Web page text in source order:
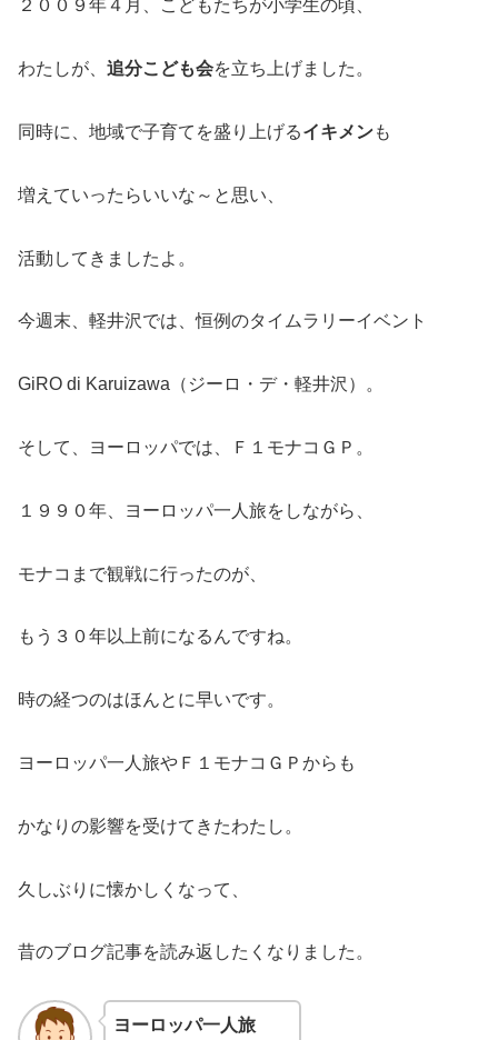
２００９年４月、こどもたちが小学生の頃、
わたしが、 追分こども会を立ち上げました。
同時に、地域で子育てを盛り上げるイキメンも
増えていったらいいな～と思い、
活動してきましたよ。
今週末、軽井沢では、恒例のタイムラリーイベント
GiRO di Karuizawa（ジーロ・デ・軽井沢）。
そして、ヨーロッパでは、Ｆ１モナコＧＰ。
１９９０年、ヨーロッパ一人旅をしながら、
モナコまで観戦に行ったのが、
もう３０年以上前になるんですね。
時の経つのはほんとに早いです。
ヨーロッパ一人旅やＦ１モナコＧＰからも
かなりの影響を受けてきたわたし。
久しぶりに懐かしくなって、
昔のブログ記事を読み返したくなりました。
ヨーロッパ一人旅